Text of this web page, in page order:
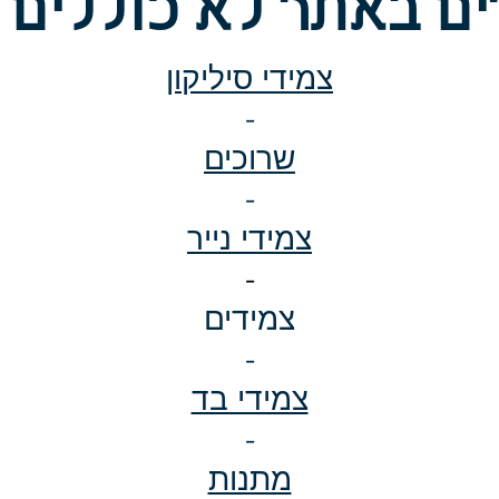
באתר לא
צמידי סיליקון
-
שרוכים
-
צמידי נייר
-
צמידים
-
צמידי בד
-
מתנות